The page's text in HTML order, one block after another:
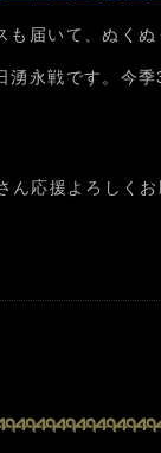
も届いて、ぬく
湧永戦です。今
ん応援よろしく